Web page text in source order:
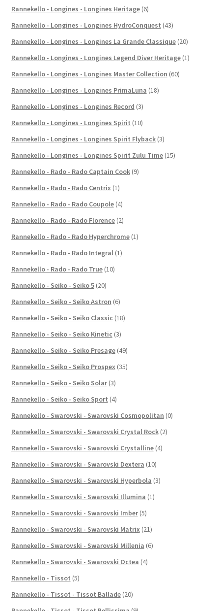
Rannekello - Longines - Longines Heritage (6)
Rannekello - Longines - Longines HydroConquest (43)
Rannekello - Longines - Longines La Grande Classique (20)
Rannekello - Longines - Longines Legend Diver Heritage (1)
Rannekello - Longines - Longines Master Collection (60)
Rannekello - Longines - Longines PrimaLuna (18)
Rannekello - Longines - Longines Record (3)
Rannekello - Longines - Longines Spirit (10)
Rannekello - Longines - Longines Spirit Flyback (3)
Rannekello - Longines - Longines Spirit Zulu Time (15)
Rannekello - Rado - Rado Captain Cook (9)
Rannekello - Rado - Rado Centrix (1)
Rannekello - Rado - Rado Coupole (4)
Rannekello - Rado - Rado Florence (2)
Rannekello - Rado - Rado Hyperchrome (1)
Rannekello - Rado - Rado Integral (1)
Rannekello - Rado - Rado True (10)
Rannekello - Seiko - Seiko 5 (20)
Rannekello - Seiko - Seiko Astron (6)
Rannekello - Seiko - Seiko Classic (18)
Rannekello - Seiko - Seiko Kinetic (3)
Rannekello - Seiko - Seiko Presage (49)
Rannekello - Seiko - Seiko Prospex (35)
Rannekello - Seiko - Seiko Solar (3)
Rannekello - Seiko - Seiko Sport (4)
Rannekello - Swarovski - Swarovski Cosmopolitan (0)
Rannekello - Swarovski - Swarovski Crystal Rock (2)
Rannekello - Swarovski - Swarovski Crystalline (4)
Rannekello - Swarovski - Swarovski Dextera (10)
Rannekello - Swarovski - Swarovski Hyperbola (3)
Rannekello - Swarovski - Swarovski Illumina (1)
Rannekello - Swarovski - Swarovski Imber (5)
Rannekello - Swarovski - Swarovski Matrix (21)
Rannekello - Swarovski - Swarovski Millenia (6)
Rannekello - Swarovski - Swarovski Octea (4)
Rannekello - Tissot (5)
Rannekello - Tissot - Tissot Ballade (20)